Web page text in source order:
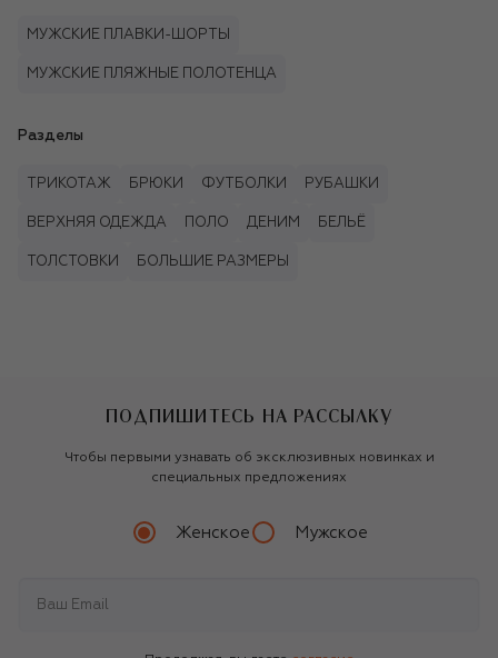
МУЖСКИЕ ПЛАВКИ-ШОРТЫ
МУЖСКИЕ ПЛЯЖНЫЕ ПОЛОТЕНЦА
Разделы
ТРИКОТАЖ БРЮКИ ФУТБОЛКИ РУБАШКИ
ВЕРХНЯЯ ОДЕЖДА ПОЛО ДЕНИМ БЕЛЬЁ
ТОЛСТОВКИ БОЛЬШИЕ РАЗМЕРЫ
ПОДПИШИТЕСЬ НА РАССЫЛКУ
Чтобы первыми узнавать об эксклюзивных новинках и
специальных предложениях
Женское Мужское